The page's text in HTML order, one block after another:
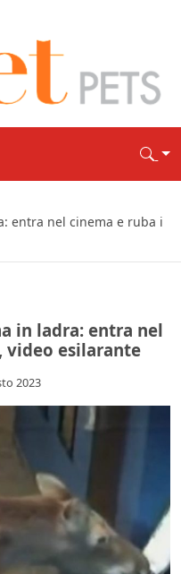
entra nel cinema e ruba i
in ladra: entra nel
video esilarante
2023